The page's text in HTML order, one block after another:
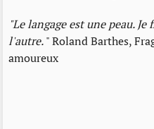
"Le langage est une peau.
l'autre." Roland Barthes,
amoureux